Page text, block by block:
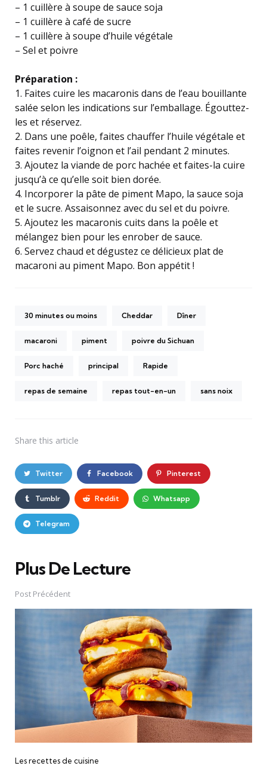
– 1 cuillère à soupe de sauce soja
– 1 cuillère à café de sucre
– 1 cuillère à soupe d’huile végétale
– Sel et poivre
Préparation :
1. Faites cuire les macaronis dans de l’eau bouillante
salée selon les indications sur l’emballage. Égouttez-
les et réservez.
2. Dans une poêle, faites chauffer l’huile végétale et
faites revenir l’oignon et l’ail pendant 2 minutes.
3. Ajoutez la viande de porc hachée et faites-la cuire
jusqu’à ce qu’elle soit bien dorée.
4. Incorporer la pâte de piment Mapo, la sauce soja
et le sucre. Assaisonnez avec du sel et du poivre.
5. Ajoutez les macaronis cuits dans la poêle et
mélangez bien pour les enrober de sauce.
6. Servez chaud et dégustez ce délicieux plat de
macaroni au piment Mapo. Bon appétit !
30 minutes ou moins Cheddar Dîner
macaroni piment poivre du Sichuan
Porc haché principal Rapide
repas de semaine repas tout-en-un sans noix
Share this article
Twitter Facebook Pinterest
Tumblr Reddit Whatsapp
Telegram
Plus De Lecture
Post
navigation
Post Précédent
Les recettes de cuisine